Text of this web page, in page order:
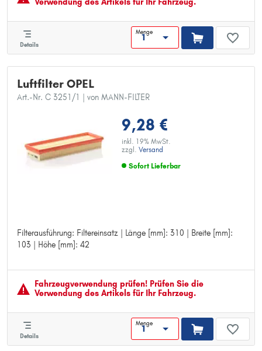
Verwendung des Artikels für Ihr Fahrzeug.
Details
Menge
Luftfilter OPEL
Art.-Nr. C 3251/1 | von MANN-FILTER
9,28 €
inkl. 19% MwSt.
zzgl. Versand
Sofort Lieferbar
Filterausführung: Filtereinsatz | Länge [mm]: 310 | Breite [mm]:
103 | Höhe [mm]: 42
Filterausführung: Filtereinsatz
Länge [mm]: 310
Höhe [mm]: 42
Fahrzeugver­wendung prüfen! Prüfen Sie die
Verwendung des Artikels für Ihr Fahrzeug.
Details
Menge